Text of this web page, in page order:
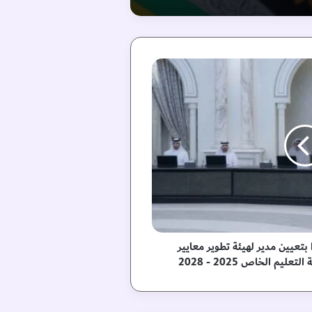
مدير لهيئة تطوير معايير
الخاص 2025 - 2028